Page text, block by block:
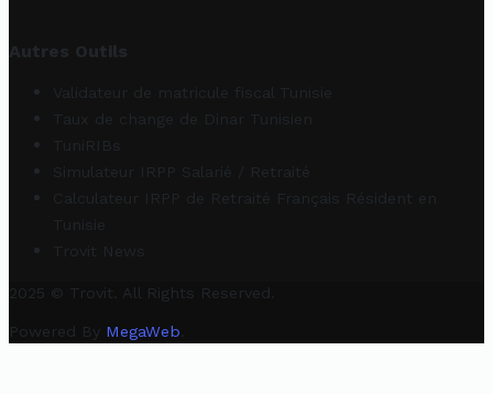
Autres Outils
Validateur de matricule fiscal Tunisie
Taux de change de Dinar Tunisien
TuniRIBs
Simulateur IRPP Salarié / Retraité
Calculateur IRPP de Retraité Français Résident en
Tunisie
Trovit News
2025 © Trovit. All Rights Reserved.
Powered By MegaWeb